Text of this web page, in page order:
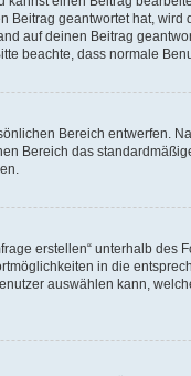
geantwortet hat,
auf deinen Beitrag
beachte, dass normale
Bereich entwerfen.
Bereich das
erstellen“ unterhalb
in die
auswählen kann,